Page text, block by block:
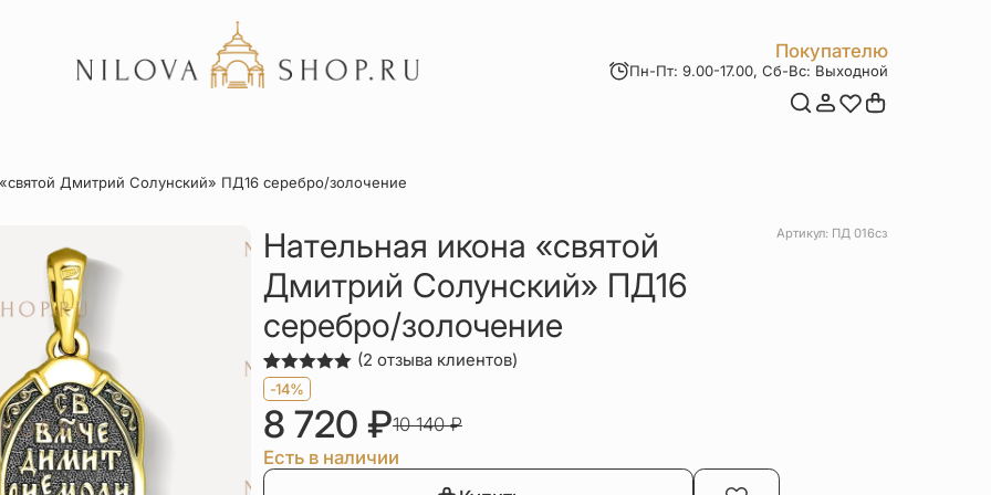
Покупателю
Пн-Пт: 9.00-17.00, Сб-Вс: Выходной
Акции
Дмитрий Солунский» ПД16 серебро/золочение
Нательная икона «святой
Дмитрий Солунский» ПД16
серебро/золочение
Артикул: ПД 016сз
Рейтинг
5.00из 5
на основе
опроса
2
пользователей
(2 отзыва клиентов)
-14%
8 720 ₽10 140₽
Есть в наличии